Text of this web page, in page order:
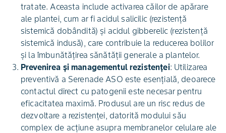
tratate. Aceasta include activarea căilor de apărare
ale plantei, cum ar fi acidul salicilic (rezistență
sistemică dobândită) și acidul gibberelic (rezistență
sistemică indusă), care contribuie la reducerea bolilor
și la îmbunătățirea sănătății generale a plantelor.
Prevenirea și managementul rezistenței: Utilizarea
preventivă a Serenade ASO este esențială, deoarece
contactul direct cu patogenii este necesar pentru
eficacitatea maximă. Produsul are un risc redus de
dezvoltare a rezistenței, datorită modului său
complex de acțiune asupra membranelor celulare ale